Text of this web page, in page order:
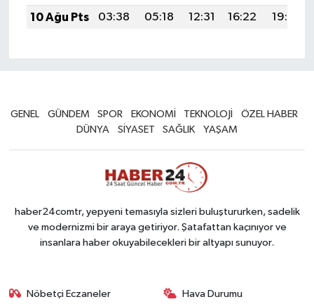
10 Ağu Pts
03:38 05:18 12:31 16:22 19:34
GENEL GÜNDEM SPOR EKONOMİ TEKNOLOJİ
ÖZEL HABER
DÜNYA
SİYASET SAĞLIK YAŞAM
haber24comtr, yepyeni temasıyla sizleri buluştururken, sadelik
ve modernizmi bir araya getiriyor. Şatafattan kaçınıyor ve
insanlara haber okuyabilecekleri bir altyapı sunuyor.
Nöbetçi Eczaneler Hava Durumu